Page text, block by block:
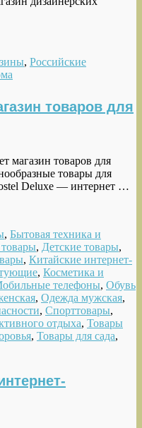
, Российские
товаров для
магазин товаров для
товары для
Deluxe — интернет …
, Бытовая техника и
, Детские товары,
, Китайские интернет-
, Косметика и
телефоны, Обувь
, Одежда мужская,
, Спорттовары,
отдыха, Товары
, Товары для сада,